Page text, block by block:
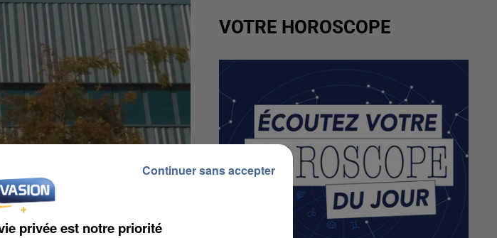
VOTRE HOROSCOPE
privée est notre priorité
Continuer sans accepter